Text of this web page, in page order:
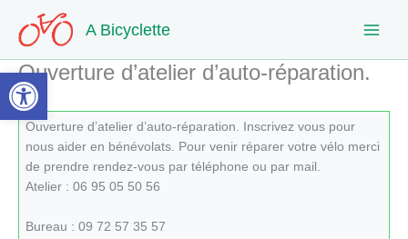
Ouvrir la barre d’outils
contenu
A Bicyclette
Ouverture d’atelier d’auto-réparation.
Ouverture d’atelier d’auto-réparation. Inscrivez vous pour
nous aider en bénévolats. Pour venir réparer votre vélo merci
de prendre rendez-vous par téléphone ou par mail.
Atelier : 06 95 05 50 56
Bureau : 09 72 57 35 57